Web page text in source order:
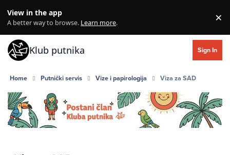
View in the app
A better way to browse. Learn more. ×
Klub putnika Sign In
Home Putnički servis Vize i papirologija Viza za SAD